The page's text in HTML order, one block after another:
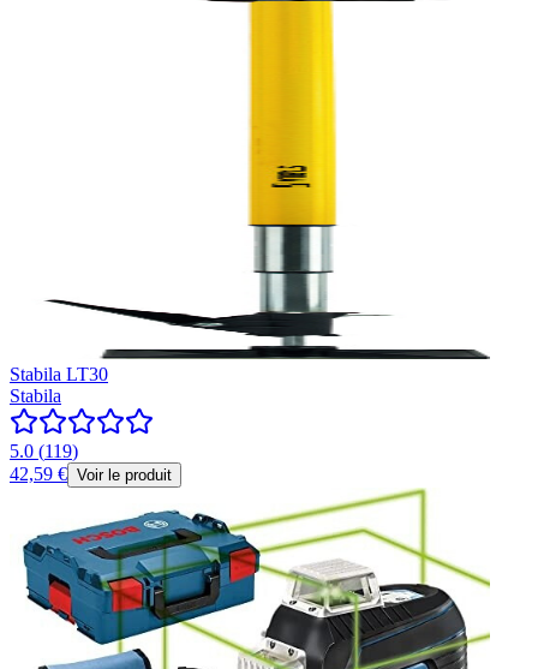
Stabila LT30
Stabila
5.0 (119)
42,59 € Voir le produit